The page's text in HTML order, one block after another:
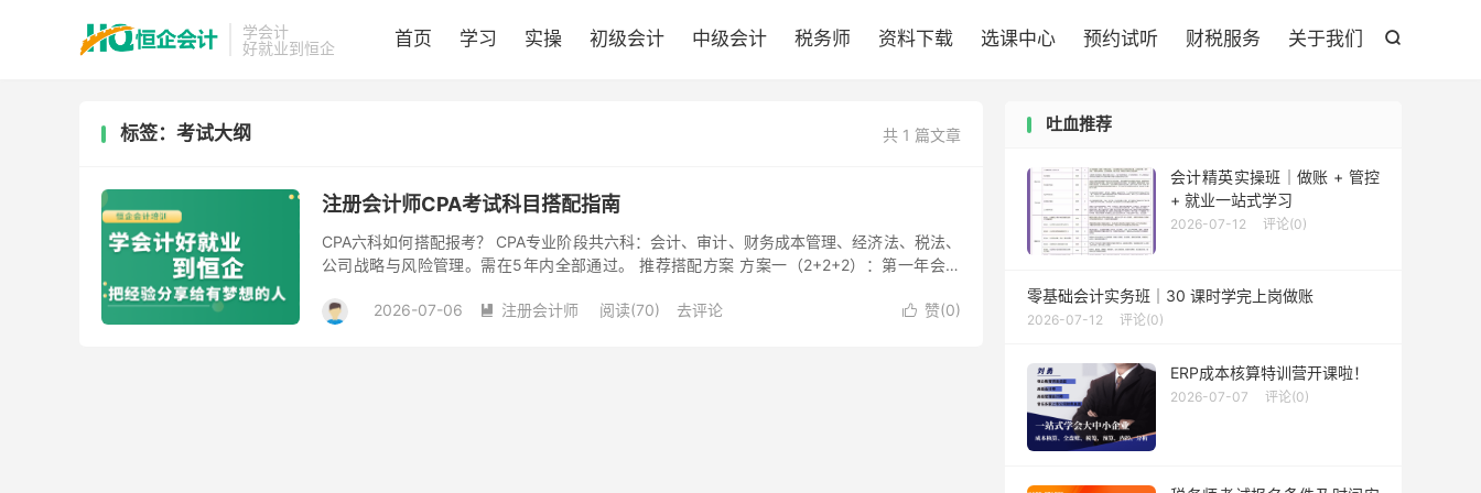
学会计
好就业到恒企

首页 学习 实操 初级会计 中级会计 税务师 资料下载 选课中心 预约试听 财税服务 关于我们
共 1 篇文章
标签：考试大纲
注册会计师CPA考试科目搭配指南
CPA六科如何搭配报考？ CPA专业阶段共六科：会计、审计、财务成本管理、经济法、税法、
公司战略与风险管理。需在5年内全部通过。 推荐搭配方案 方案一（2+2+2）：第一年会计
 赞(0)
2026-07-06  注册会计师 阅读(70) 去评论
吐血推荐
会计精英实操班｜做账 + 管控
+ 就业一站式学习
2026-07-12 评论(0)
零基础会计实务班｜30 课时学完上岗做账
2026-07-12 评论(0)
ERP成本核算特训营开课啦！
2026-07-07 评论(0)